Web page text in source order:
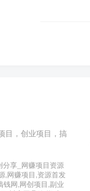
目，创业项目，搞
分享_网赚项目资源
,网赚项目,资源首发
钱网,网创项目,副业